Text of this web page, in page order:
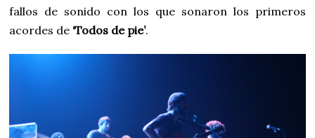
fallos de sonido con los que sonaron los primeros
acordes de ‘Todos de pie’.